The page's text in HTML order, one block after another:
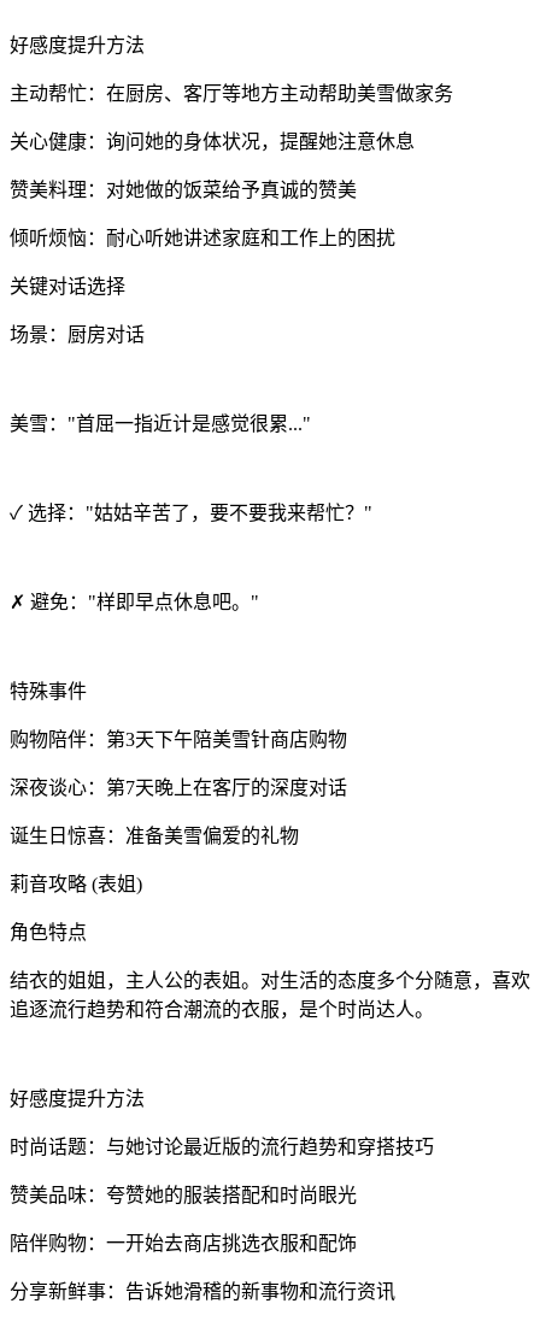
好感度提升方法
主动帮忙：在厨房、客厅等地方主动帮助美雪做家务
关心健康：询问她的身体状况，提醒她注意休息
赞美料理：对她做的饭菜给予真诚的赞美
倾听烦恼：耐心听她讲述家庭和工作上的困扰
关键对话选择
场景：厨房对话
美雪："首屈一指近计是感觉很累..."
✓ 选择："姑姑辛苦了，要不要我来帮忙？"
✗ 避免："样即早点休息吧。"
特殊事件
购物陪伴：第3天下午陪美雪针商店购物
深夜谈心：第7天晚上在客厅的深度对话
诞生日惊喜：准备美雪偏爱的礼物
莉音攻略 (表姐)
角色特点
结衣的姐姐，主人公的表姐。对生活的态度多个分随意，喜欢
追逐流行趋势和符合潮流的衣服，是个时尚达人。
好感度提升方法
时尚话题：与她讨论最近版的流行趋势和穿搭技巧
赞美品味：夸赞她的服装搭配和时尚眼光
陪伴购物：一开始去商店挑选衣服和配饰
分享新鲜事：告诉她滑稽的新事物和流行资讯